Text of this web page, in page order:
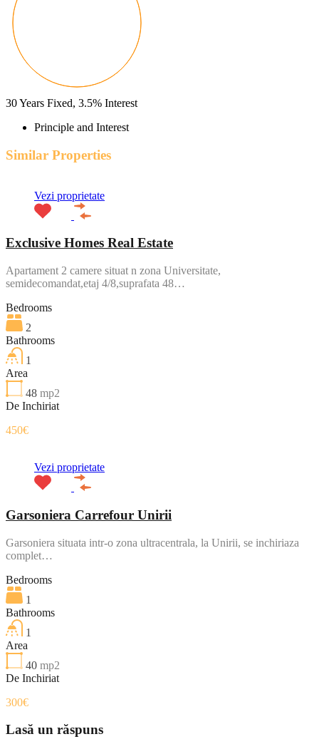
30Years Fixed, 3.5% Interest
Principle and Interest
Similar Properties
Vezi proprietate
Exclusive Homes Real Estate
Apartament 2 camere situat n zona Universitate,
semidecomandat,etaj 4/8,suprafata 48…
Bedrooms
2
Bathrooms
1
Area
48 mp2
De Inchiriat
450€
Vezi proprietate
Garsoniera Carrefour Unirii
Garsoniera situata intr-o zona ultracentrala, la Unirii, se inchiriaza
complet…
Bedrooms
1
Bathrooms
1
Area
40 mp2
De Inchiriat
300€
Lasă un răspuns